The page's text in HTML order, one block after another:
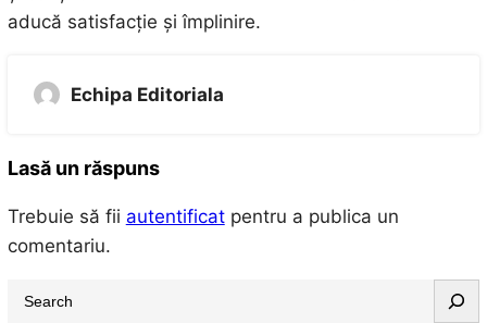
aducă satisfacție și împlinire.
Echipa Editoriala
Lasă un răspuns
Trebuie să fii autentificatpentru a publica un
comentariu.